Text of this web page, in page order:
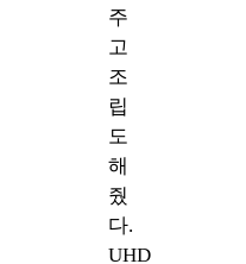
주
고
조
립
도
해
줬
다.
UHD